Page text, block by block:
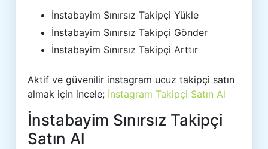
İnstabayim Sınırsız Takipçi Yükle
İnstabayim Sınırsız Takipçi Gönder
İnstabayim Sınırsız Takipçi Arttır
Aktif ve güvenilir instagram ucuz takipçi satın
almak için incele; İnstagram Takipçi Satın Al
İnstabayim Sınırsız Takipçi
Satın Al